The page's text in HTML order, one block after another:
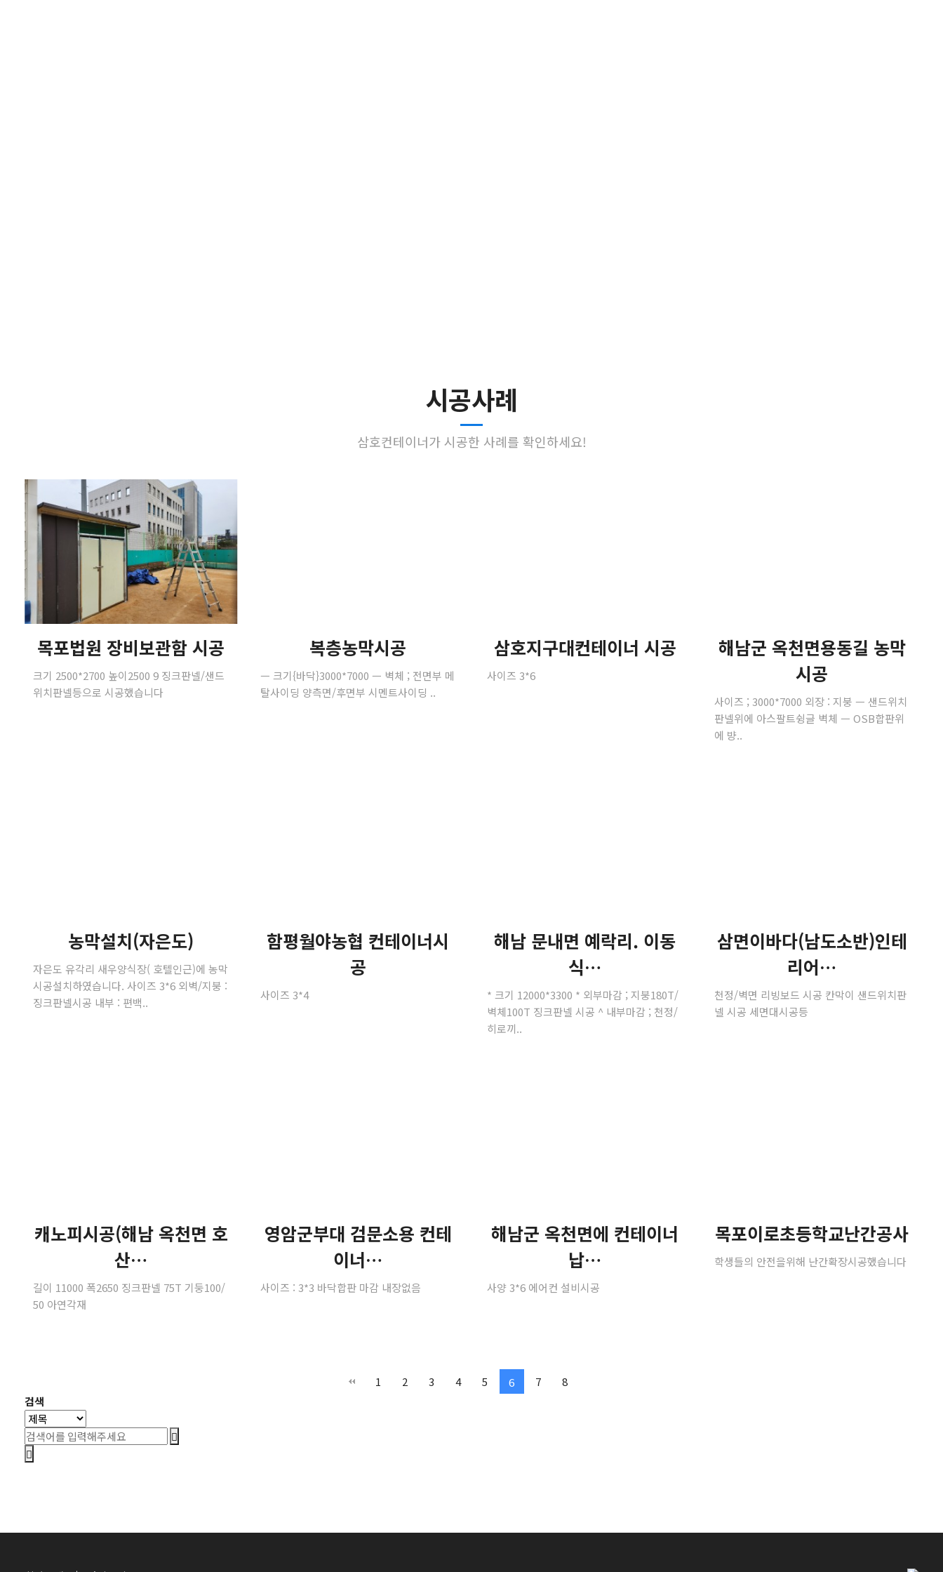
시공사례
삼호컨테이너가 시공한 사례를 확인하세요!
목포법원 장비보관함 시공
크기 2500*2700 높이2500 9 징크판넬/샌드
위치판넬등으로 시공했습니다
복층농막시공
ㅡ 크기{바닥}3000*7000 ㅡ 벽체 ; 전면부 메
탈사이딩 양측면/후면부 시멘트사이딩 ..
삼호지구대컨테이너 시공
사이즈 3*6
해남군 옥천면용동길 농막
시공
사이즈 ; 3000*7000 외장 : 지붕 ㅡ 샌드위치
판넬위에 아스팔트슁글 벽체 ㅡ OSB합판위
에 뱡..
농막설치(자은도)
자은도 유각리 새우양식장( 호텔인근)에 농막
시공설치하였습니다. 사이즈 3*6 외벽/지붕 :
징크판넬시공 내부 : 편백..
함평월야농협 컨테이너시
공
사이즈 3*4
해남 문내면 예락리. 이동
식…
* 크기 12000*3300 * 외부마감 ; 지붕180T/
벽체100T 징크판넬 시공 ^ 내부마감 ; 천정/
히로끼..
삼면이바다(남도소반)인테
리어…
천정/벽면 리빙보드 시공 칸막이 샌드위치판
넬 시공 세면대시공등
캐노피시공(해남 옥천면 호
산…
길이 11000 폭2650 징크판넬 75T 기둥100/
50 아연각재
영암군부대 검문소용 컨테
이너…
사이즈 : 3*3 바닥합판 마감 내장없음
해남군 옥천면에 컨테이너
납…
사양 3*6 에어컨 설비시공
목포이로초등학교난간공사
학생들의 안전을위해 난간확장시공했습니다
1 2 3 4 5 6 7 8
검색